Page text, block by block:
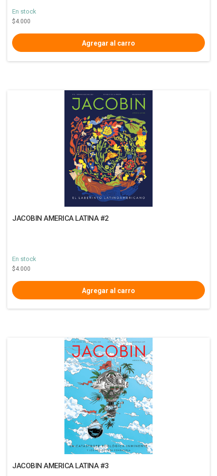
En stock
$4.000
JACOBIN AMERICA LATINA #2
En stock
$4.000
JACOBIN AMERICA LATINA #3